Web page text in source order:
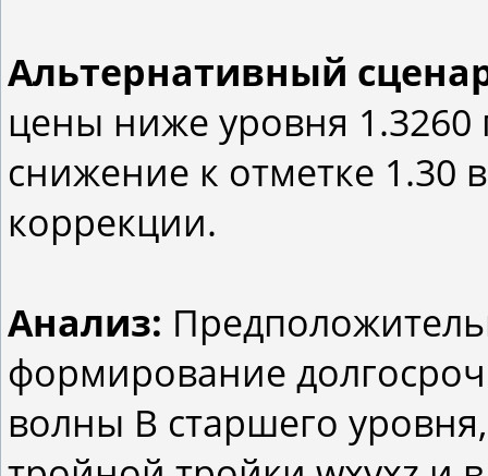
Альтернативный
цены ниже уровня
снижение к отметке 1.30
коррекции.
Анализ:
формирование
волны В старшего